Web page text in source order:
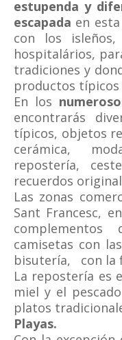
estupenda y
escapada en
con los
hospitalários,
tradiciones y
productos típicos
En los
encontrarás
típicos, objetos
cerámica,
repostería,
recuerdos
Las zonas
Sant Francesc,
camisetas con
bisutería, con la
La repostería es
miel y el
platos
Playas.